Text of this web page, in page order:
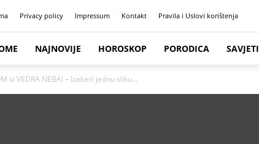
Privacy policy Impressum Kontakt Pravila i Uslovi korištenja
NAJNOVIJE HOROSKOP PORODICA SAVJETI
iz VEDRA NEBA! – Izaberi jednu sliku...